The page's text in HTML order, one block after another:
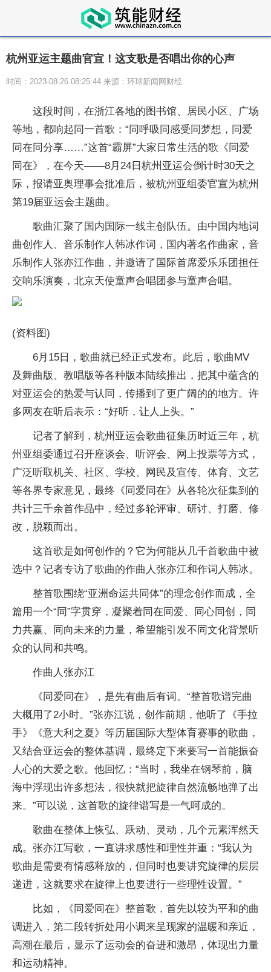
杭州亚运主题曲官宣！这支歌是否唱出你的心声
时间：2023-08-26 08:25:44 来源：环球新闻网财经
这段时间，在浙江各地的图书馆、居民小区、广场
等地，都响起同一首歌：“同呼吸同感受同梦想，同爱
同在同分享……”这首“霸屏”大家日常生活的歌《同爱
同在》，在今天——8月24日杭州亚运会倒计时30天之
际，报请亚奥理事会批准后，被杭州亚组委官宣为杭州
第19届亚运会主题曲。
歌曲汇聚了国内国际一线主创队伍。由中国内地词
曲创作人、音乐制作人韩冰作词，国内著名作曲家，音
乐制作人张亦江作曲，并邀请了国际首席爱乐乐团担任
交响乐演奏，北京天使童声合唱团参与童声合唱。
(资料图)
6月15日，歌曲就已经正式发布。此后，歌曲MV
及舞曲版、教唱版等各种版本陆续推出，把其中蕴含的
对亚运会的热爱与认同，传播到了更广阔的的地方。许
多网友在听后表示：“好听，让人上头。”
记者了解到，杭州亚运会歌曲征集历时近三年，杭
州亚组委通过召开座谈会、听评会、网上投票等方式，
广泛听取机关、社区、学校、网民及宣传、体育、文艺
等各界专家意见，最终《同爱同在》从各轮次征集到的
共计三千余首作品中，经过多轮评审、研讨、打磨、修
改，脱颖而出。
这首歌是如何创作的？它为何能从几千首歌曲中被
选中？记者专访了歌曲的作曲人张亦江和作词人韩冰。
整首歌围绕“亚洲命运共同体”的理念创作而成，全
篇用一个“同”字贯穿，凝聚着同在同爱、同心同创，同
力共赢、同向未来的力量，希望能引发不同文化背景听
众的认同和共鸣。
作曲人张亦江
《同爱同在》，是先有曲后有词。“整首歌谱完曲
大概用了2小时。”张亦江说，创作前期，他听了《手拉
手》《意大利之夏》等历届国际大型体育赛事的歌曲，
又结合亚运会的整体基调，最终定下来要写一首能振奋
人心的大爱之歌。他回忆：“当时，我坐在钢琴前，脑
海中浮现出许多想法，很快就把旋律自然流畅地弹了出
来。”可以说，这首歌的旋律谱写是一气呵成的。
歌曲在整体上恢弘、跃动、灵动，几个元素浑然天
成。张亦江写歌，一直讲求感性和理性并重：“我认为
歌曲是需要有情感释放的，但同时也要讲究旋律的层层
递进，这就要求在旋律上也要进行一些理性设置。”
比如，《同爱同在》整首歌，首先以较为平和的曲
调进入，第二段转折处用小调来呈现家的温暖和亲近，
高潮在最后，显示了运动会的奋进和激昂，体现出力量
和运动精神。